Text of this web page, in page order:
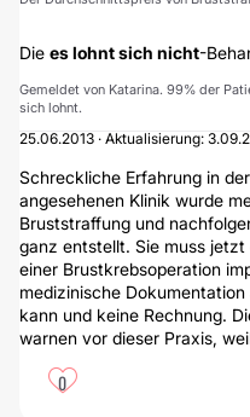
Die es lohnt sich nicht-
Gemeldet von Katarina. 99% der
sich lohnt.
25.06.2013 · Aktualisierung:
Schreckliche Erfahrung in
angesehenen Klinik wurde
Bruststraffung und
ganz entstellt. Sie muss
einer Brustkrebsoperation
medizinische
kann und keine Rechnung.
warnen vor dieser Praxis,
0